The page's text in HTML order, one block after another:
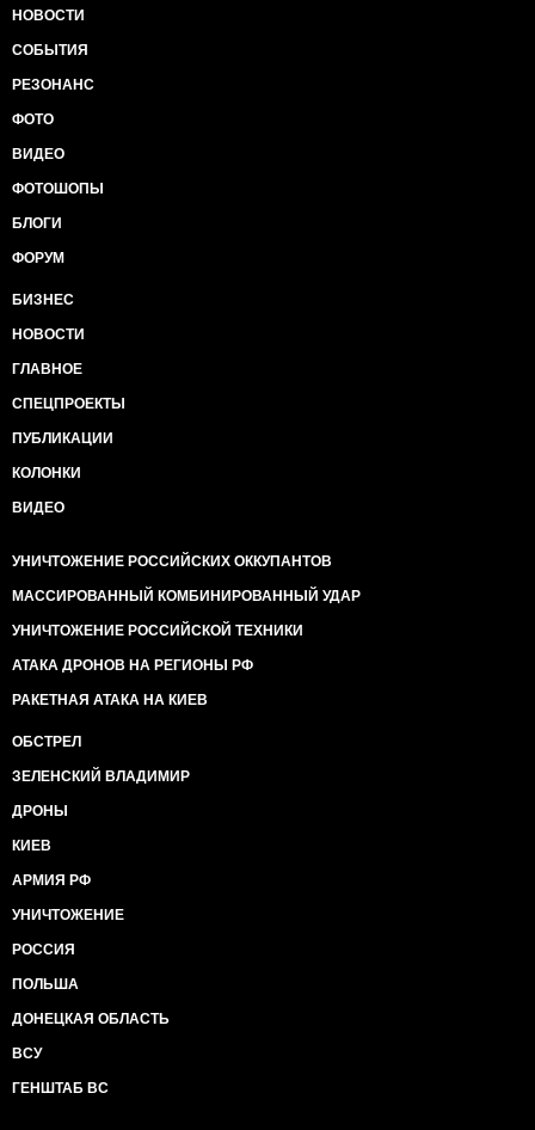
НОВОСТИ
СОБЫТИЯ
РЕЗОНАНС
ФОТО
ВИДЕО
ФОТОШОПЫ
БЛОГИ
ФОРУМ
БИЗНЕС
НОВОСТИ
ГЛАВНОЕ
СПЕЦПРОЕКТЫ
ПУБЛИКАЦИИ
КОЛОНКИ
ВИДЕО
УНИЧТОЖЕНИЕ РОССИЙСКИХ ОККУПАНТОВ
МАССИРОВАННЫЙ КОМБИНИРОВАННЫЙ УДАР
УНИЧТОЖЕНИЕ РОССИЙСКОЙ ТЕХНИКИ
АТАКА ДРОНОВ НА РЕГИОНЫ РФ
РАКЕТНАЯ АТАКА НА КИЕВ
ОБСТРЕЛ
ЗЕЛЕНСКИЙ ВЛАДИМИР
ДРОНЫ
КИЕВ
АРМИЯ РФ
УНИЧТОЖЕНИЕ
РОССИЯ
ПОЛЬША
ДОНЕЦКАЯ ОБЛАСТЬ
ВСУ
ГЕНШТАБ ВС